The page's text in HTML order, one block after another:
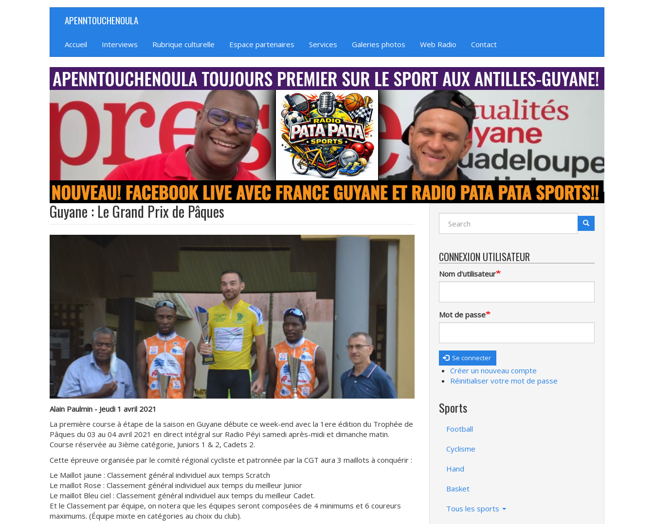
APENNTOUCHENOULA
Navigation
Accueil Interviews Rubrique culturelle Espace partenaires Services Galeries photos Web Radio Contact
banniere_img
Guyane : Le Grand Prix de Pâques
Alain Paulmin - Jeudi 1 avril 2021
La première course à étape de la saison en Guyane débute ce week-end avec la 1ere édition du Trophée de
Pâques du 03 au 04 avril 2021 en direct intégral sur Radio Péyi samedi après-midi et dimanche matin.
Course réservée au 3ième catégorie, Juniors 1 & 2, Cadets 2.
Cette épreuve organisée par le comité régional cycliste et patronnée par la CGT aura 3 maillots à conquérir :
Le Maillot jaune : Classement général individuel aux temps Scratch
Le maillot Rose : Classement général individuel aux temps du meilleur Junior
Le maillot Bleu ciel : Classement général individuel aux temps du meilleur Cadet.
Et le Classement par équipe, on notera que les équipes seront composées de 4 minimums et 6 coureurs
maximums. (Équipe mixte en catégories au choix du club).
Recherche Search
CONNEXION UTILISATEUR
Nom d'utilisateur
Mot de passe
Se connecter
Créer un nouveau compte
Réinitialiser votre mot de passe
Sports
Football
Cyclisme
Hand
Basket
Tous les sports